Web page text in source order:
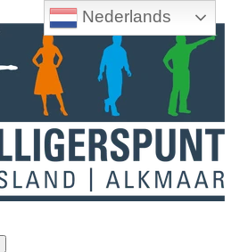
Nederlands